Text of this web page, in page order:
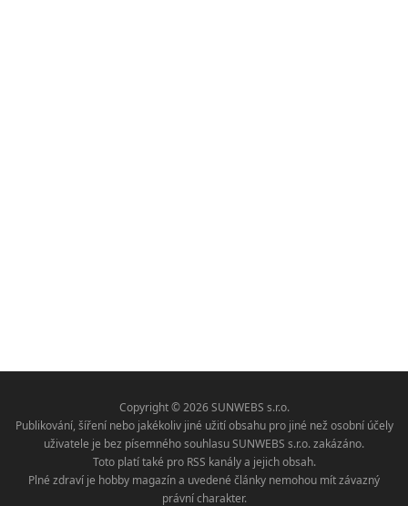
Copyright © 2026 SUNWEBS s.r.o.
Publikování, šíření nebo jakékoliv jiné užití obsahu pro jiné než osobní účely
uživatele je bez písemného souhlasu SUNWEBS s.r.o. zakázáno.
Toto platí také pro RSS kanály a jejich obsah.
Plné zdraví je hobby magazín a uvedené články nemohou mít závazný
právní charakter.